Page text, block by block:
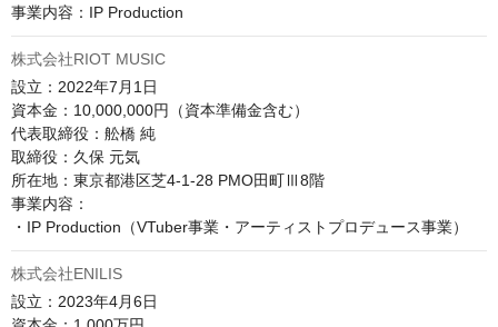
事業内容：IP Production
株式会社RIOT MUSIC
設立：2022年7月1日
資本金：10,000,000円（資本準備金含む）
代表取締役：舩橋 純
取締役：久保 元気
所在地：東京都港区芝4-1-28 PMO田町Ⅲ8階​​
事業内容：
株式会社ENILIS
設立：2023年4月6日